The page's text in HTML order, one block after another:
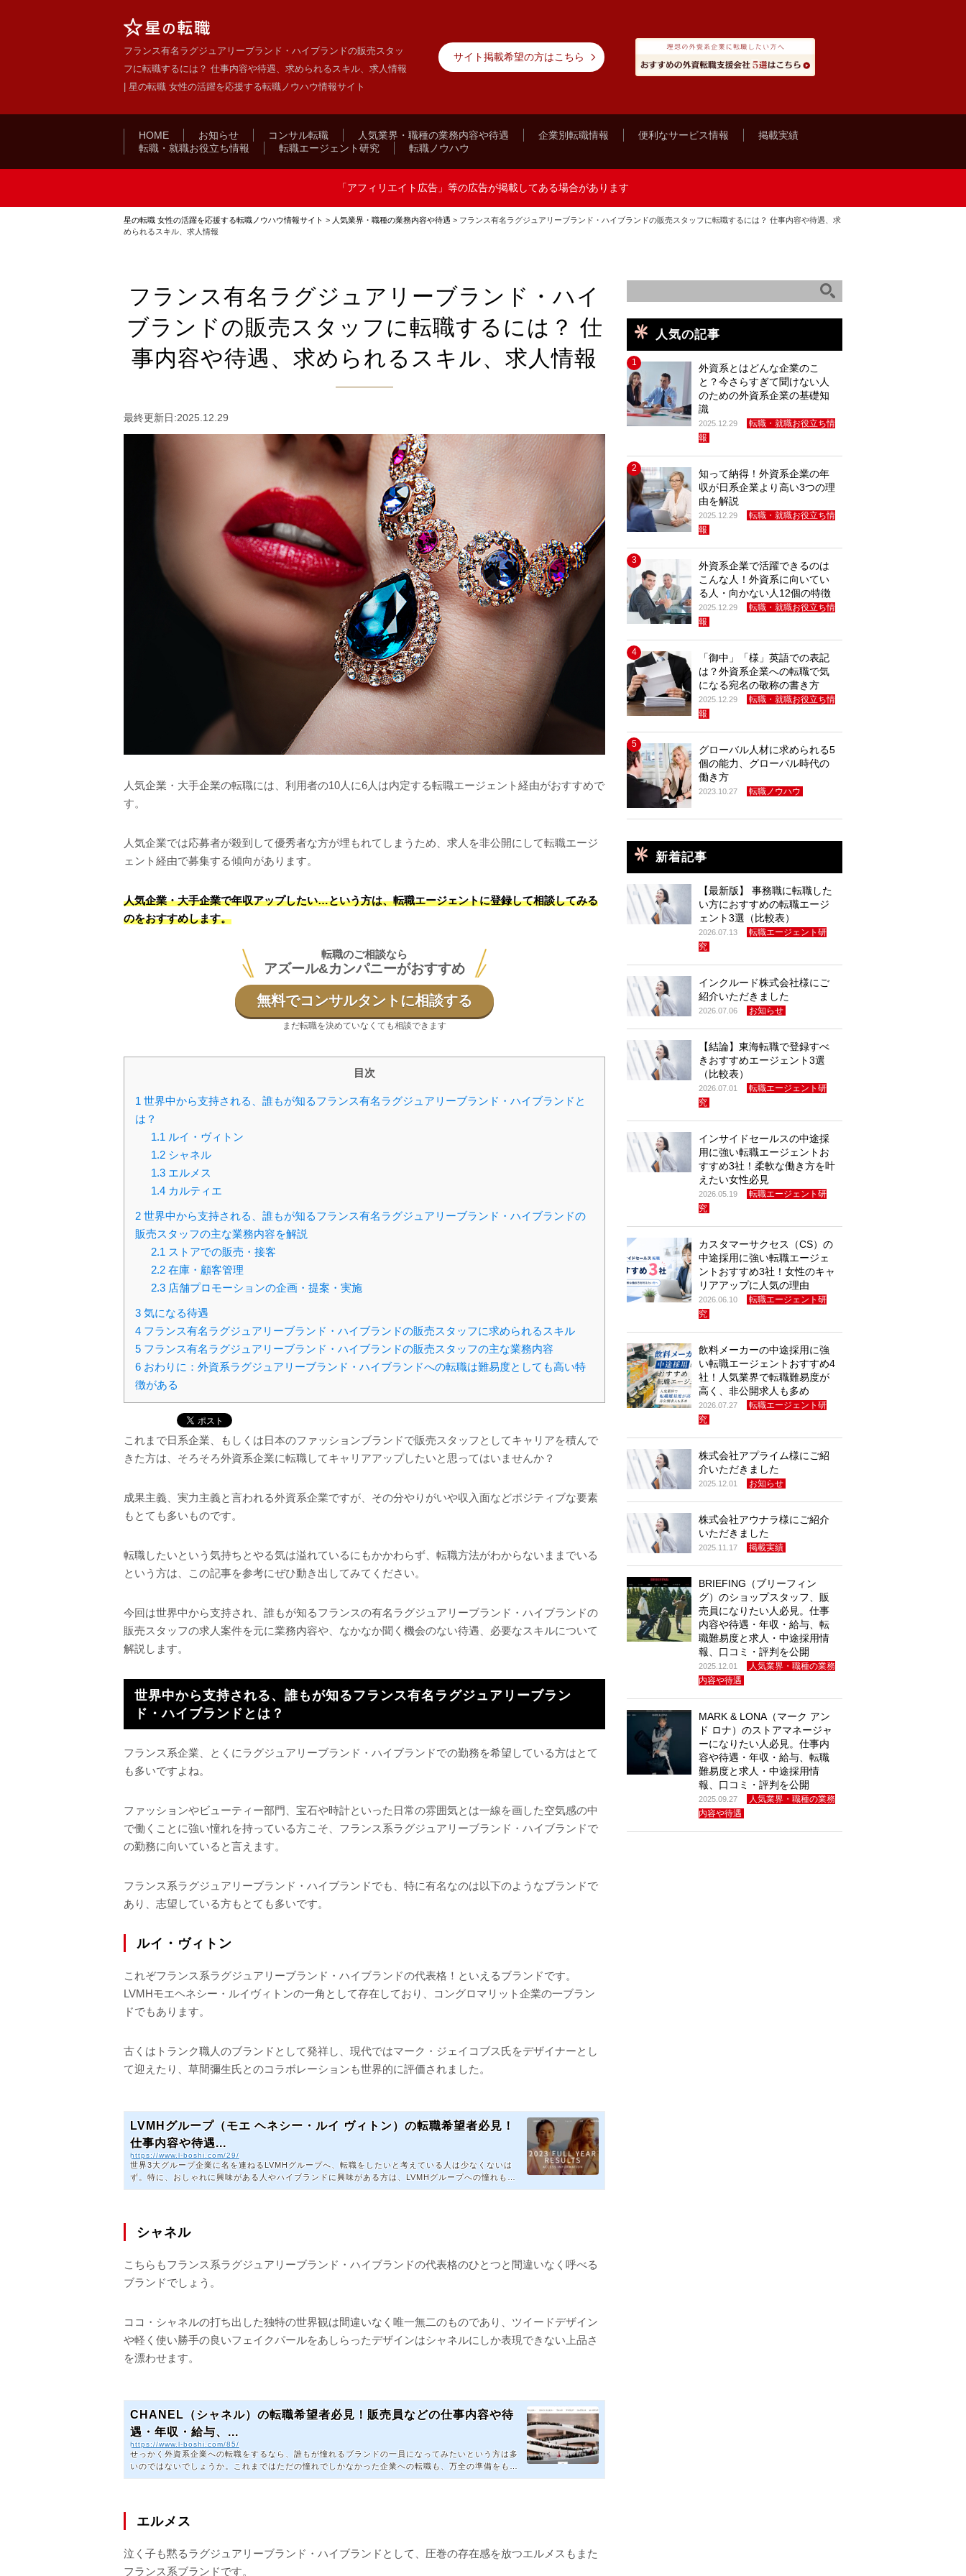
フランス有名ラグジュアリーブランド・ハイブランドの販売スタッ
フに転職するには？ 仕事内容や待遇、求められるスキル、求人情報
| 星の転職 女性の活躍を応援する転職ノウハウ情報サイト
サイト掲載希望の方はこちら
HOME お知らせ コンサル転職 人気業界・職種の業務内容や待遇 企業別転職情報 便利なサービス情報
掲載実績
転職・就職お役立ち情報
転職エージェント研究 転職ノウハウ
「アフィリエイト広告」等の広告が掲載してある場合があります
星の転職 女性の活躍を応援する転職ノウハウ情報サイト > 人気業界・職種の業務内容や待遇 > フランス有名ラグジュアリーブランド・ハイブランドの販売スタッフに転職するには？ 仕事内容や待遇、求
められるスキル、求人情報
フランス有名ラグジュアリーブランド・ハイ
ブランドの販売スタッフに転職するには？ 仕
事内容や待遇、求められるスキル、求人情報
最終更新日:2025.12.29
人気企業・大手企業の転職には、利用者の10人に6人は内定する転職エージェント経由がおすすめで
す。
人気企業では応募者が殺到して優秀者な方が埋もれてしまうため、求人を非公開にして転職エージ
ェント経由で募集する傾向があります。
人気企業・大手企業で年収アップしたい…という方は、転職エージェントに登録して相談してみる
のをおすすめします。
転職のご相談なら
アズール&カンパニーがおすすめ
無料でコンサルタントに相談する
まだ転職を決めていなくても相談できます
目次
1 世界中から支持される、誰もが知るフランス有名ラグジュアリーブランド・ハイブランドと
は？
1.1ルイ・ヴィトン
1.2シャネル
1.3エルメス
1.4カルティエ
2 世界中から支持される、誰もが知るフランス有名ラグジュアリーブランド・ハイブランドの
販売スタッフの主な業務内容を解説
2.1ストアでの販売・接客
2.2在庫・顧客管理
2.3店舗プロモーションの企画・提案・実施
3 気になる待遇
4 フランス有名ラグジュアリーブランド・ハイブランドの販売スタッフに求められるスキル
5 フランス有名ラグジュアリーブランド・ハイブランドの販売スタッフの主な業務内容
6 おわりに：外資系ラグジュアリーブランド・ハイブランドへの転職は難易度としても高い特
徴がある
これまで日系企業、もしくは日本のファッションブランドで販売スタッフとしてキャリアを積んで
きた方は、そろそろ外資系企業に転職してキャリアアップしたいと思ってはいませんか？
成果主義、実力主義と言われる外資系企業ですが、その分やりがいや収入面などポジティブな要素
もとても多いものです。
転職したいという気持ちとやる気は溢れているにもかかわらず、転職方法がわからないままでいる
という方は、この記事を参考にぜひ動き出してみてください。
今回は世界中から支持され、誰もが知るフランスの有名ラグジュアリーブランド・ハイブランドの
販売スタッフの求人案件を元に業務内容や、なかなか聞く機会のない待遇、必要なスキルについて
解説します。
世界中から支持される、誰もが知るフランス有名ラグジュアリーブラン
ド・ハイブランドとは？
フランス系企業、とくにラグジュアリーブランド・ハイブランドでの勤務を希望している方はとて
も多いですよね。
ファッションやビューティー部門、宝石や時計といった日常の雰囲気とは一線を画した空気感の中
で働くことに強い憧れを持っている方こそ、フランス系ラグジュアリーブランド・ハイブランドで
の勤務に向いていると言えます。
フランス系ラグジュアリーブランド・ハイブランドでも、特に有名なのは以下のようなブランドで
あり、志望している方もとても多いです。
ルイ・ヴィトン
これぞフランス系ラグジュアリーブランド・ハイブランドの代表格！といえるブランドです。
LVMHモエヘネシー・ルイヴィトンの一角として存在しており、コングロマリット企業の一ブラン
ドでもあります。
古くはトランク職人のブランドとして発祥し、現代ではマーク・ジェイコブス氏をデザイナーとし
て迎えたり、草間彌生氏とのコラボレーションも世界的に評価されました。
LVMHグループ（モエ ヘネシー・ルイ ヴィトン）の転職希望者必見！
仕事内容や待遇...
https://www.l-boshi.com/29/
世界3大グループ企業に名を連ねるLVMHグループへ、転職をしたいと考えている人は少なくないは
ず。特に、おしゃれに興味がある人やハイブランドに興味がある方は、LVMHグループへの憧れも強
いことでしょう。この記事では以下のような内容をご紹介しています。 募集されている求人は「リテ
化した転職エージェントに相談することで非...
シャネル
こちらもフランス系ラグジュアリーブランド・ハイブランドの代表格のひとつと間違いなく呼べる
ブランドでしょう。
ココ・シャネルの打ち出した独特の世界観は間違いなく唯一無二のものであり、ツイードデザイン
や軽く使い勝手の良いフェイクパールをあしらったデザインはシャネルにしか表現できない上品さ
を漂わせます。
CHANEL（シャネル）の転職希望者必見！販売員などの仕事内容や待
遇・年収・給与、...
https://www.l-boshi.com/85/
せっかく外資系企業への転職をするなら、誰もが憧れるブランドの一員になってみたいという方は多
いのではないでしょうか。これまではただの憧れでしかなかった企業への転職も、万全の準備をもっ
てすれば、次のあなたのキャリアステージへと変わるかもしれません。この記事では、転職希望者の
めました。ぜひ参考にして、転職活動をスタートさせ...
エルメス
泣く子も黙るラグジュアリーブランド・ハイブランドとして、圧巻の存在感を放つエルメスもまた
フランス系ブランドです。
人気の記事
1
外資系とはどんな企業のこ
と？今さらすぎて聞けない人
のための外資系企業の基礎知
識
2025.12.29
転職・就職お役立ち情
報
2
知って納得！外資系企業の年
収が日系企業より高い3つの理
由を解説
2025.12.29
転職・就職お役立ち情
報
3
外資系企業で活躍できるのは
こんな人！外資系に向いてい
る人・向かない人12個の特徴
2025.12.29
転職・就職お役立ち情
報
4
「御中」「様」英語での表記
は？外資系企業への転職で気
になる宛名の敬称の書き方
2025.12.29
転職・就職お役立ち情
報
5
グローバル人材に求められる5
個の能力、グローバル時代の
働き方
2023.10.27 転職ノウハウ
新着記事
【最新版】 事務職に転職した
い方におすすめの転職エージ
ェント3選（比較表）
2026.07.13
転職エージェント研
究
インクルード株式会社様にご
紹介いただきました
2026.07.06 お知らせ
【結論】東海転職で登録すべ
きおすすめエージェント3選
（比較表）
2026.07.01
転職エージェント研
究
インサイドセールスの中途採
用に強い転職エージェントお
すすめ3社！柔軟な働き方を叶
えたい女性必見
2026.05.19
転職エージェント研
究
カスタマーサクセス（CS）の
中途採用に強い転職エージェ
ントおすすめ3社！女性のキャ
リアアップに人気の理由
2026.06.10
転職エージェント研
究
飲料メーカーの中途採用に強
い転職エージェントおすすめ4
社！人気業界で転職難易度が
高く、非公開求人も多め
2026.07.27
転職エージェント研
究
株式会社アプライム様にご紹
介いただきました
2025.12.01 お知らせ
株式会社アウナラ様にご紹介
いただきました
2025.11.17 掲載実績
BRIEFING（ブリーフィン
グ）のショップスタッフ、販
売員になりたい人必見。仕事
内容や待遇・年収・給与、転
職難易度と求人・中途採用情
報、口コミ・評判を公開
2025.12.01
人気業界・職種の業務
内容や待遇
MARK & LONA（マーク アン
ド ロナ）のストアマネージャ
ーになりたい人必見。仕事内
容や待遇・年収・給与、転職
難易度と求人・中途採用情
報、口コミ・評判を公開
2025.09.27
人気業界・職種の業務
内容や待遇